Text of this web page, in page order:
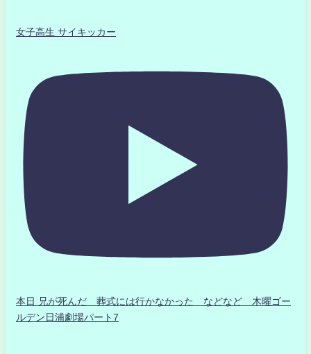
女子高生 サイキッカー
本日 兄が死んだ 葬式には行かなかった などなど 木曜ゴー
ルデン日浦劇場パート7